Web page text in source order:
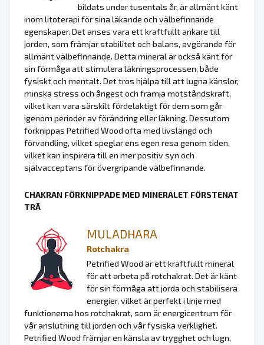
bildats under tusentals år, är allmänt känt
inom litoterapi för sina läkande och välbefinnande
egenskaper. Det anses vara ett kraftfullt ankare till
jorden, som främjar stabilitet och balans, avgörande för
allmänt välbefinnande. Detta mineral är också känt för
sin förmåga att stimulera läkningsprocessen, både
fysiskt och mentalt. Det tros hjälpa till att lugna känslor,
minska stress och ångest och främja motståndskraft,
vilket kan vara särskilt fördelaktigt för dem som går
igenom perioder av förändring eller läkning. Dessutom
förknippas Petrified Wood ofta med livslängd och
förvandling, vilket speglar ens egen resa genom tiden,
vilket kan inspirera till en mer positiv syn och
självacceptans för övergripande välbefinnande.
CHAKRAN FÖRKNIPPADE MED MINERALET FÖRSTENAT
TRÄ
MULADHARA
Rotchakra
Petrified Wood är ett kraftfullt mineral
för att arbeta på rotchakrat. Det är känt
för sin förmåga att jorda och stabilisera
energier, vilket är perfekt i linje med
funktionerna hos rotchakrat, som är energicentrum för
vår anslutning till jorden och vår fysiska verklighet.
Petrified Wood främjar en känsla av trygghet och lugn,